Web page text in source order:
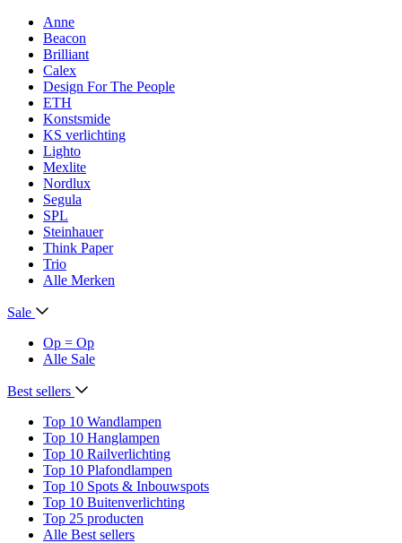
Anne
Beacon
Brilliant
Calex
Design For The People
ETH
Konstsmide
KS verlichting
Lighto
Mexlite
Nordlux
Segula
SPL
Steinhauer
Think Paper
Trio
Alle Merken
Sale
Op = Op
Alle Sale
Best sellers
Top 10 Wandlampen
Top 10 Hanglampen
Top 10 Railverlichting
Top 10 Plafondlampen
Top 10 Spots & Inbouwspots
Top 10 Buitenverlichting
Top 25 producten
Alle Best sellers